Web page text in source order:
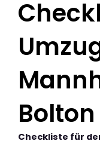
Bolton
Checkliste für